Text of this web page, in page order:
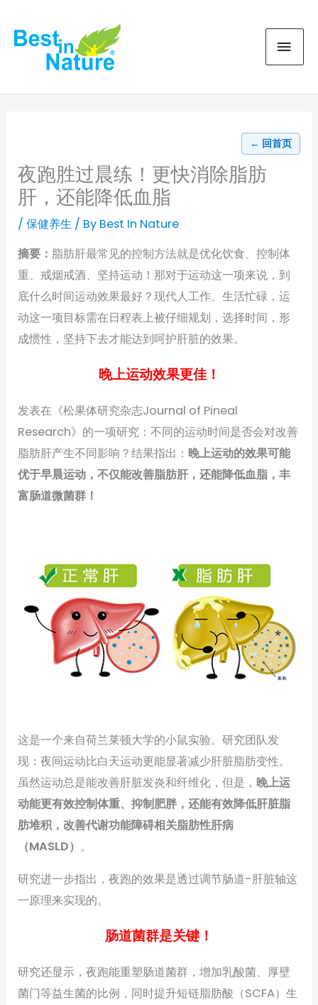
content
← 回首页
夜跑胜过晨练！更快消除脂肪
肝，还能降低血脂
/保健养生 / By Best In Nature
摘要： 脂肪肝最常见的控制方法就是优化饮食、控制体
重、戒烟戒酒、坚持运动！那对于运动这一项来说，到
底什么时间运动效果最好？现代人工作、生活忙碌，运
动这一项目标需在日程表上被仔细规划，选择时间，形
成惯性，坚持下去才能达到呵护肝脏的效果。
晚上运动效果更佳！
发表在《松果体研究杂志Journal of Pineal
Research》的一项研究：不同的运动时间是否会对改善
脂肪肝产生不同影响？结果指出： 晚上运动的效果可能
优于早晨运动，不仅能改善脂肪肝，还能降低血脂，丰
富肠道微菌群！
这是一个来自荷兰莱顿大学的小鼠实验。研究团队发
现：夜间运动比白天运动更能显著减少肝脏脂肪变性。
虽然运动总是能改善肝脏发炎和纤维化，但是， 晚上运
动能更有效控制体重、抑制肥胖，还能有效降低肝脏脂
肪堆积，改善代谢功能障碍相关脂肪性肝病
（MASLD） 。
研究进一步指出，夜跑的效果是透过调节肠道-肝脏轴这
一原理来实现的。
肠道菌群是关键！
研究还显示，夜跑能重塑肠道菌群，增加乳酸菌、厚壁
菌门等益生菌的比例，同时提升短链脂肪酸（SCFA）生